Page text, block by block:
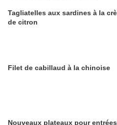
Tagliatelles aux sardines à la crème
de citron
Filet de cabillaud à la chinoise
Nouveaux plateaux pour entrées